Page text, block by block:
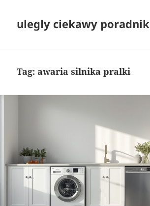
ulegly ciekawy poradnik
Tag: awaria silnika pralki